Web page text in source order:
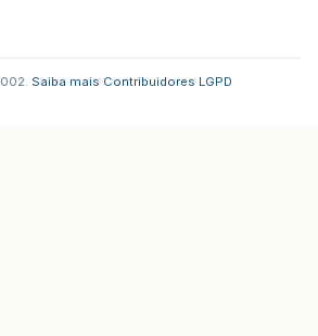
Saiba mais Contribuidores LGPD